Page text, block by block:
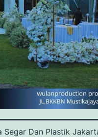
Segar Dan Plastik